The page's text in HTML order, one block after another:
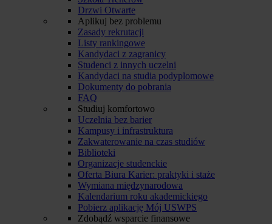
Drzwi Otwarte
Aplikuj bez problemu
Zasady rekrutacji
Listy rankingowe
Kandydaci z zagranicy
Studenci z innych uczelni
Kandydaci na studia podyplomowe
Dokumenty do pobrania
FAQ
Studiuj komfortowo
Uczelnia bez barier
Kampusy i infrastruktura
Zakwaterowanie na czas studiów
Biblioteki
Organizacje studenckie
Oferta Biura Karier: praktyki i staże
Wymiana międzynarodowa
Kalendarium roku akademickiego
Pobierz aplikację Mój USWPS
Zdobądź wsparcie finansowe